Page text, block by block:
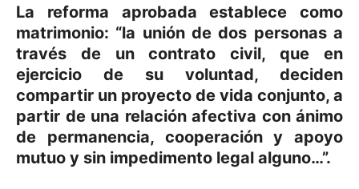
La reforma aprobada establece como
matrimonio: “la unión de dos personas a
través de un contrato civil, que en
ejercicio de su voluntad, deciden
compartir un proyecto de vida conjunto, a
partir de una relación afectiva con ánimo
de permanencia, cooperación y apoyo
mutuo y sin impedimento legal alguno…”.